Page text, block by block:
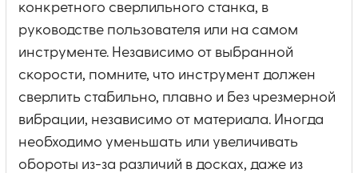
конкретного сверлильного станка, в
руководстве пользователя или на самом
инструменте. Независимо от выбранной
скорости, помните, что инструмент должен
сверлить стабильно, плавно и без чрезмерной
вибрации, независимо от материала. Иногда
необходимо уменьшать или увеличивать
обороты из-за различий в досках, даже из